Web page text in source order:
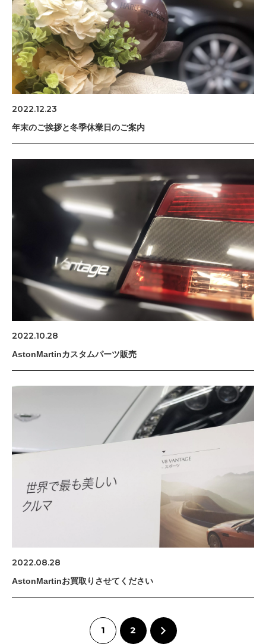
2022.12.23
年末のご挨拶と冬季休業日のご案内
2022.10.28
AstonMartinカスタムパーツ販売
2022.08.28
AstonMartinお買取りさせてください
1 2